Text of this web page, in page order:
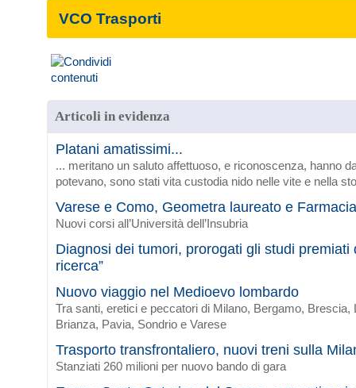
VCO Trasporti
Articoli in evidenza
Platani amatissimi...
... meritano un saluto affettuoso, e riconoscenza, hanno
potevano, sono stati vita custodia nido nelle vite e nella
Varese e Como, Geometra laureato e Farmacia
Nuovi corsi all’Università dell’Insubria
Diagnosi dei tumori, prorogati gli studi premiati
ricerca”
Nuovo viaggio nel Medioevo lombardo
Tra santi, eretici e peccatori di Milano, Bergamo, Brescia,
Brianza, Pavia, Sondrio e Varese
Trasporto transfrontaliero, nuovi treni sulla
Stanziati 260 milioni per nuovo bando di gara